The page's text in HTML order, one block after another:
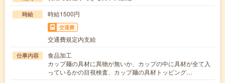
時給 時給1500円
交通費
交通費規定内支給
仕事内容
食品加工
カップ麺の具材に異物が無いか、カップの中に具材が全て入
っているかの目視検査、カップ麺の具材トッピング…